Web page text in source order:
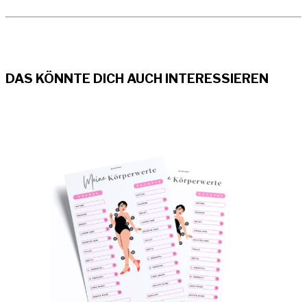
DAS KÖNNTE DICH AUCH INTERESSIEREN